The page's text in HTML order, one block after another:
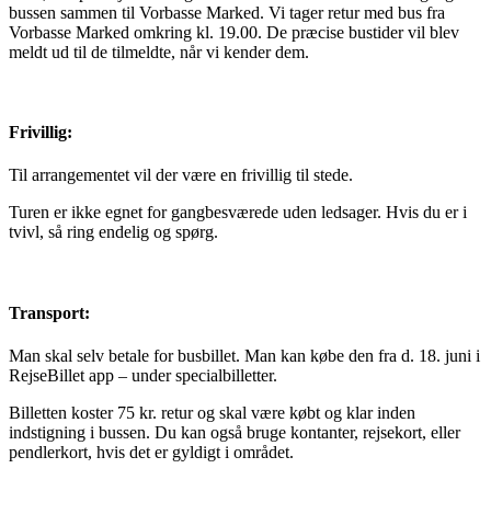
bussen sammen til Vorbasse Marked. Vi tager retur med bus fra
Vorbasse Marked omkring kl. 19.00. De præcise bustider vil blev
meldt ud til de tilmeldte, når vi kender dem.
Frivillig:
Til arrangementet vil der være en frivillig til stede.
Turen er ikke egnet for gangbesværede uden ledsager. Hvis du er i
tvivl, så ring endelig og spørg.
Transport:
Man skal selv betale for busbillet. Man kan købe den fra d. 18. juni i
RejseBillet app – under specialbilletter.
Billetten koster 75 kr. retur og skal være købt og klar inden
indstigning i bussen. Du kan også bruge kontanter, rejsekort, eller
pendlerkort, hvis det er gyldigt i området.